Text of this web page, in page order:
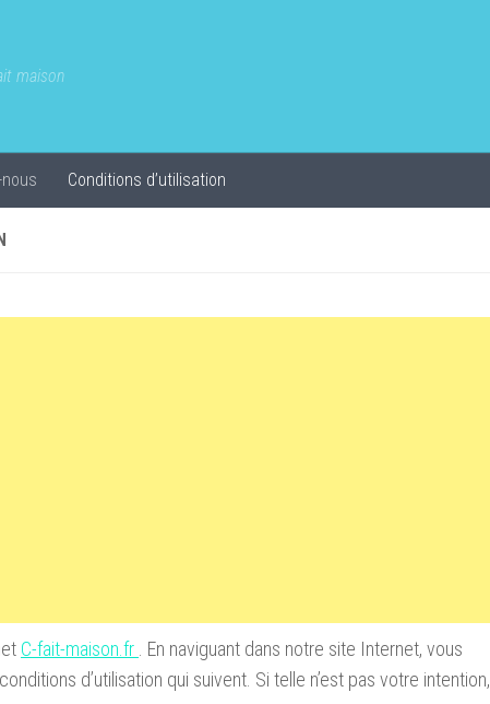
maison
Conditions d’utilisation
C-fait-maison.fr
. En naviguant dans notre site Internet, vous
d’utilisation qui suivent. Si telle n’est pas votre intention,